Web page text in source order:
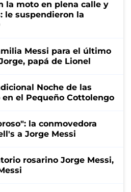
la moto en plena calle y
le suspendieron la
Messi para el último
papá de Lionel
Noche de las
el Pequeño Cottolengo
la conmovedora
a Jorge Messi
rosarino Jorge Messi,